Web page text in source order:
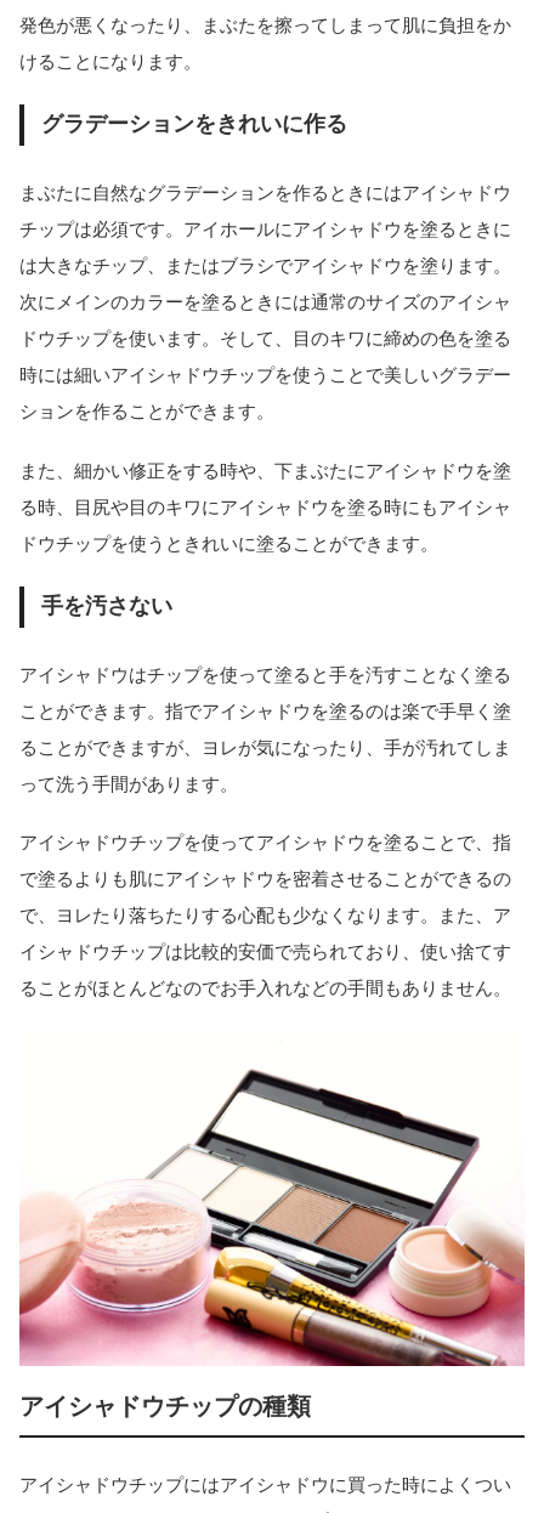
発色が悪くなったり、まぶたを擦ってしまって肌に負担をか
けることになります。
グラデーションをきれいに作る
まぶたに自然なグラデーションを作るときにはアイシャドウ
チップは必須です。アイホールにアイシャドウを塗るときに
は大きなチップ、またはブラシでアイシャドウを塗ります。
次にメインのカラーを塗るときには通常のサイズのアイシャ
ドウチップを使います。そして、目のキワに締めの色を塗る
時には細いアイシャドウチップを使うことで美しいグラデー
ションを作ることができます。
また、細かい修正をする時や、下まぶたにアイシャドウを塗
る時、目尻や目のキワにアイシャドウを塗る時にもアイシャ
ドウチップを使うときれいに塗ることができます。
手を汚さない
アイシャドウはチップを使って塗ると手を汚すことなく塗る
ことができます。指でアイシャドウを塗るのは楽で手早く塗
ることができますが、ヨレが気になったり、手が汚れてしま
って洗う手間があります。
アイシャドウチップを使ってアイシャドウを塗ることで、指
で塗るよりも肌にアイシャドウを密着させることができるの
で、ヨレたり落ちたりする心配も少なくなります。また、ア
イシャドウチップは比較的安価で売られており、使い捨てす
ることがほとんどなのでお手入れなどの手間もありません。
アイシャドウチップの種類
アイシャドウチップにはアイシャドウに買った時によくつい